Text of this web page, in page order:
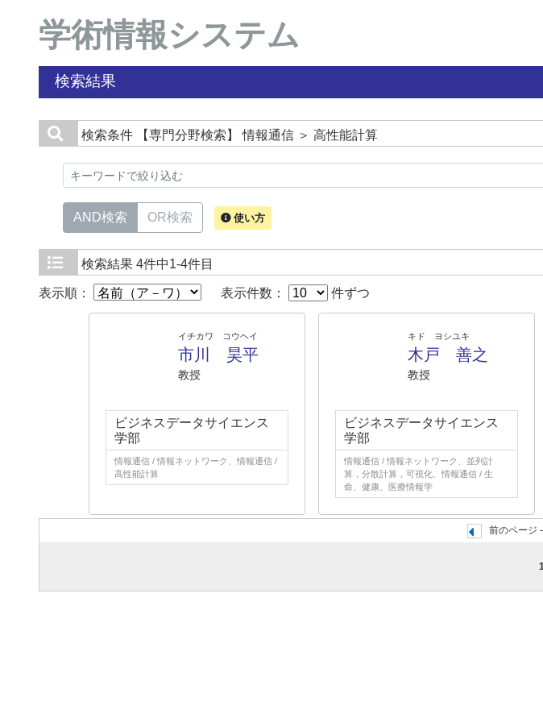
学術情報システム
検索結果
検索条件 【専門分野検索】 情報通信 ＞ 高性能計算
AND検索 OR検索 使い方
検索結果 4件中1-4件目
表示順： 表示件数： 件ずつ
イチカワ コウヘイ
市川 昊平
教授
ビジネスデータサイエンス
学部
情報通信 / 情報ネットワーク、情報通信 /
高性能計算
キド ヨシユキ
木戸 善之
教授
ビジネスデータサイエンス
学部
情報通信 / 情報ネットワーク、並列計
算，分散計算，可視化、情報通信 / 生
命、健康、医療情報学
前のページ
1